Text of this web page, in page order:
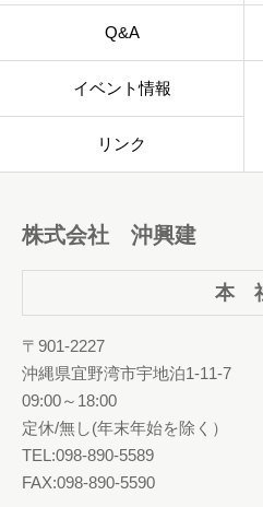
Q&A
イベント情報
リンク
株式会社 沖興建
本
〒901-2227
沖縄県宜野湾市宇地泊1-11-7
09:00～18:00
定休/無し(年末年始を除く）
TEL:098-890-5589
FAX:098-890-5590